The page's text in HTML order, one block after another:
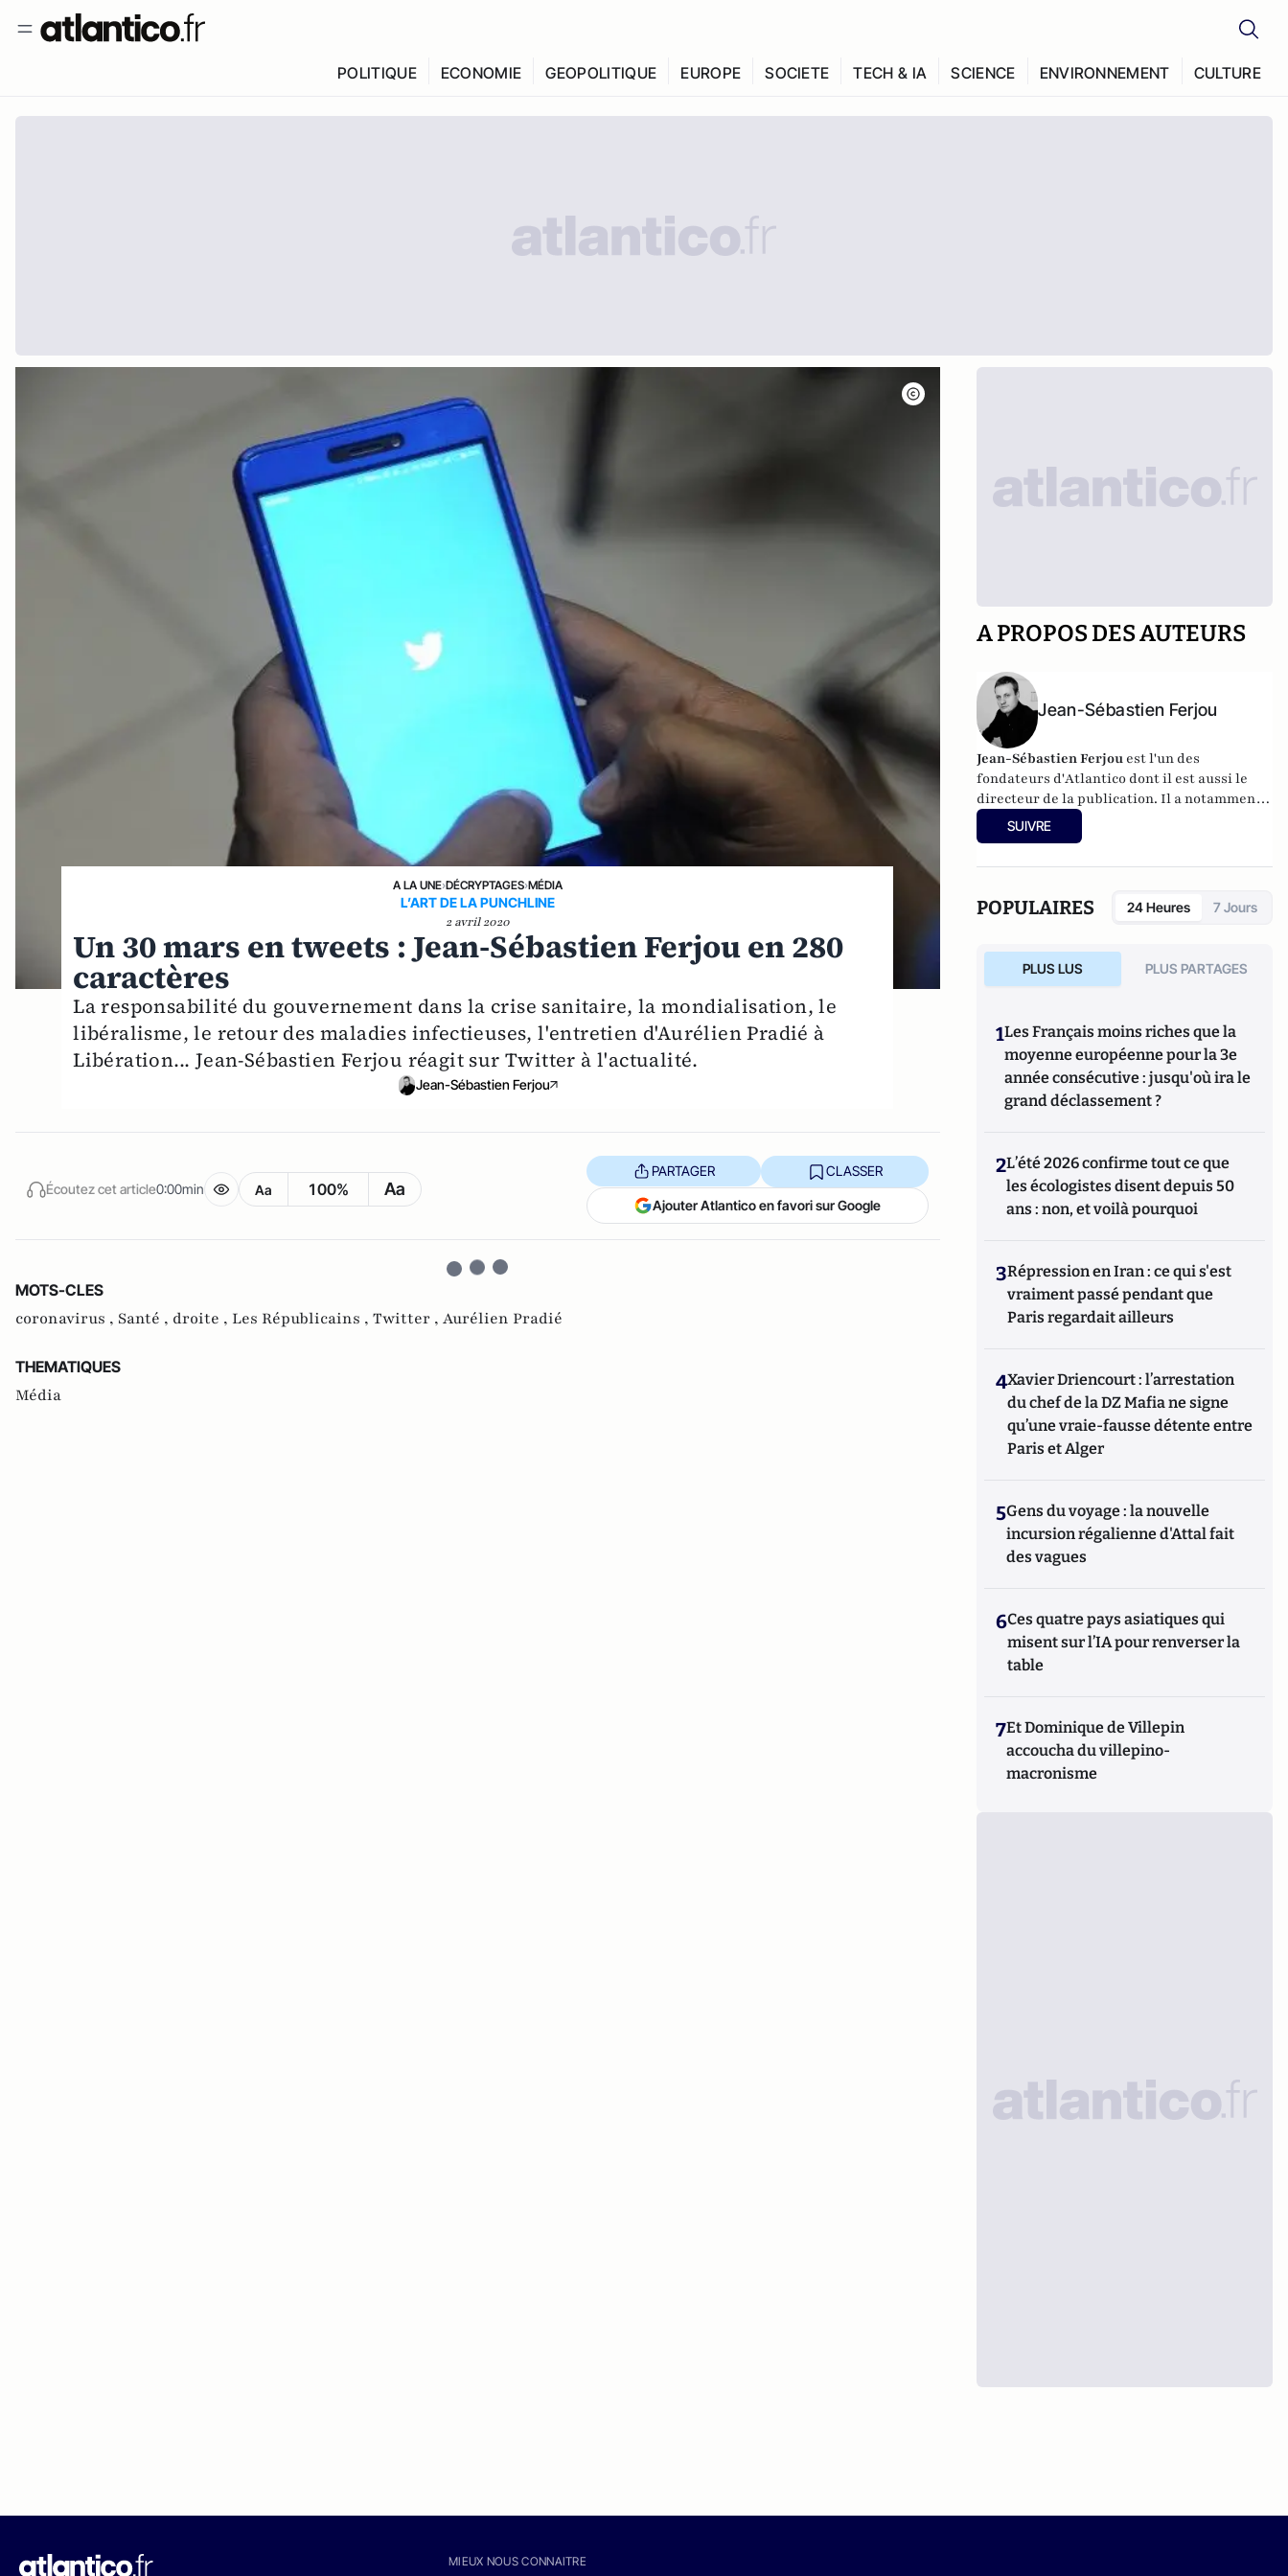
POLITIQUE ECONOMIE GEOPOLITIQUE EUROPE SOCIETE TECH & IA SCIENCE ENVIRONNEMENT CULTURE
A LA UNE›DÉCRYPTAGES›MÉDIA
L’ART DE LA PUNCHLINE
2 avril 2020
Un 30 mars en tweets : Jean-Sébastien Ferjou en 280
caractères
La responsabilité du gouvernement dans la crise sanitaire, la mondialisation, le
libéralisme, le retour des maladies infectieuses, l'entretien d'Aurélien Pradié à
Libération... Jean-Sébastien Ferjou réagit sur Twitter à l'actualité.
Jean-Sébastien Ferjou
Écoutez cet article0:00min Aa 100% Aa
PARTAGER CLASSER
Ajouter Atlantico en favori sur Google
MOTS-CLES
coronavirus , Santé , droite , Les Républicains , Twitter , Aurélien Pradié
THEMATIQUES
Média
A PROPOS DES AUTEURS
Jean-Sébastien Ferjou
Jean-Sébastien Ferjou est l'un des
fondateurs d'Atlantico dont il est aussi le
directeur de la publication. Il a notamment
travaillé à LCI, pour TF1 et fait de la
production télévisuelle.
SUIVRE
POPULAIRES 24 Heures 7 Jours
PLUS LUS PLUS PARTAGES
1Les Français moins riches que la
moyenne européenne pour la 3e
année consécutive : jusqu'où ira le
grand déclassement ?
2L’été 2026 confirme tout ce que
les écologistes disent depuis 50
ans : non, et voilà pourquoi
3Répression en Iran : ce qui s'est
vraiment passé pendant que
Paris regardait ailleurs
4Xavier Driencourt : l’arrestation
du chef de la DZ Mafia ne signe
qu’une vraie-fausse détente entre
Paris et Alger
5Gens du voyage : la nouvelle
incursion régalienne d'Attal fait
des vagues
6Ces quatre pays asiatiques qui
misent sur l’IA pour renverser la
table
7Et Dominique de Villepin
accoucha du villepino-
macronisme
MIEUX NOUS CONNAITRE